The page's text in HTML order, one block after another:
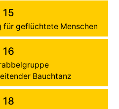
15
für geflüchtete Menschen
16
Bauchtanz
18